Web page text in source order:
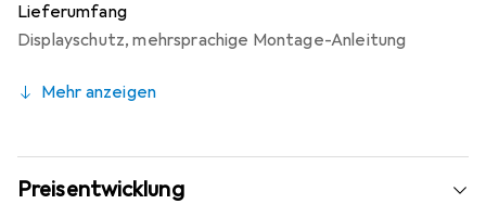
Lieferumfang
Displayschutz,mehrsprachige Montage-Anleitung
Mehr anzeigen
Preisentwicklung